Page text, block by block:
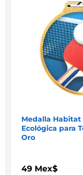
Medalla Habitat
Ecológica para
Oro
49 Mex$